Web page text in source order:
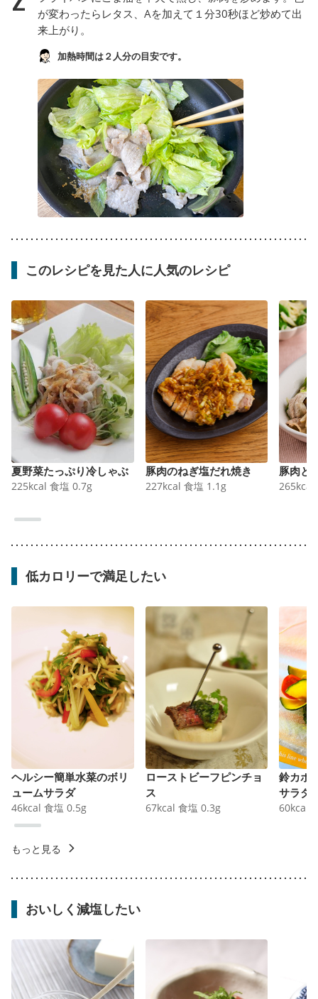
が変わったらレタス、Aを加えて１分30秒ほど炒めて出
来上がり。
加熱時間は２人分の目安です。
このレシピを見た人に人気のレシピ
夏野菜たっぷり冷しゃぶ
225kcal 食塩 0.7g
豚肉のねぎ塩だれ焼き
227kcal 食塩 1.1 g
豚肉と
265kcal
低カロリーで満足したい
ヘルシー簡単水菜のボリ
ュームサラダ
46kcal 食塩 0.5g
ローストビーフピンチョ
ス
67kcal 食塩 0.3g
鈴カボ
サラダ
60kcal
もっと見る
おいしく減塩したい